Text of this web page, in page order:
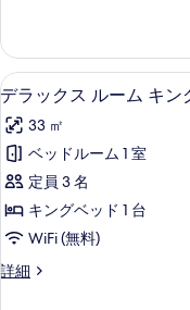
ー
ム
キ
ン
グ
ベ
ッ
ド
1
シ
ョ
ナ
ル
ー
ム
キ
ン
グ
ベ
ッ
デ
ラ
ッ
ク
ス
ル
ム
6
デラックス ルーム キン
33 ㎡
ベッドルーム 1 室
定員 3 名
キングベッド 1 台
WiFi (無料)
詳細
デ